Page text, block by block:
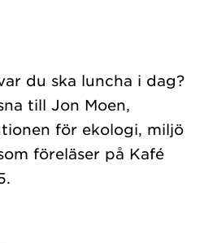
du ska luncha i dag?
till Jon Moen,
för ekologi, miljö
föreläser på Kafé